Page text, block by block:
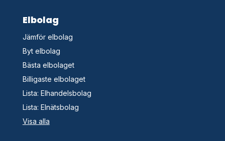
Elbolag
Jämför elbolag
Byt elbolag
Bästa elbolaget
Billigaste elbolaget
Lista: Elhandelsbolag
Lista: Elnätsbolag
Visa alla